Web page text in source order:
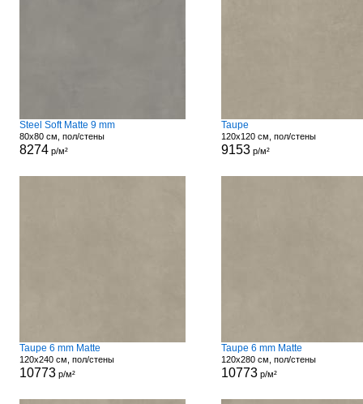
Steel Soft Matte 9 mm
80x80 см, пол/стены
8274р/м²
Taupe
120x120 см, пол/стены
9153р/м²
Taupe 6 mm Matte
120x240 см, пол/стены
10773р/м²
Taupe 6 mm Matte
120x280 см, пол/стены
10773р/м²